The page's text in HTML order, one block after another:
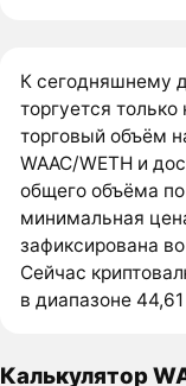
К сегодняшнему
торгуется только
торговый объём
WAAC/WETH и
общего объёма
минимальная
зафиксирована
Сейчас
в диапазоне
Калькулятор